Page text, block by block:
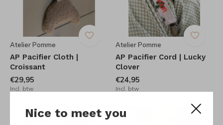
Nice to meet you
Atelier Pomme
AP Pacifier Cloth |
Croissant
€29,95
Incl. btw
Atelier Pomme
AP Pacifier Cord | Lucky
Clover
€24,95
Incl. btw